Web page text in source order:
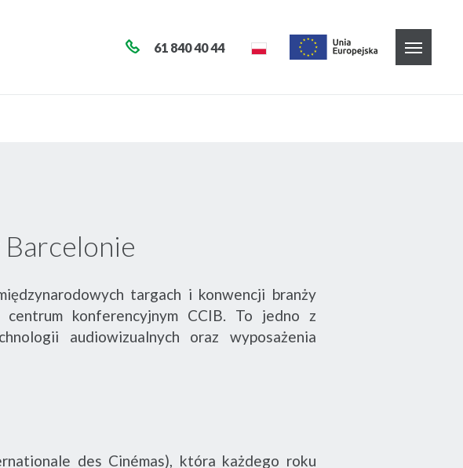
61 840 40 44
targach i konwencji branży
konferencyjnym CCIB. To jedno z
audiowizualnych oraz wyposażenia
des Cinémas), która każdego roku